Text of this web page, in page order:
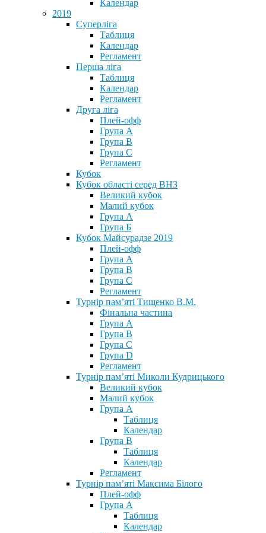
Календар
2019
Суперліга
Таблиця
Календар
Регламент
Перша ліга
Таблиця
Календар
Регламент
Друга ліга
Плей-офф
Група А
Група В
Група С
Регламент
Кубок
Кубок області серед ВНЗ
Великий кубок
Малий кубок
Група А
Група Б
Кубок Майсурадзе 2019
Плей-офф
Група А
Група В
Група С
Регламент
Турнір пам’яті Тищенко В.М.
Фінальна частина
Група А
Група В
Група С
Група D
Регламент
Турнір пам’яті Миколи Кудрицького
Великий кубок
Малий кубок
Група А
Таблиця
Календар
Група В
Таблиця
Календар
Регламент
Турнір пам’яті Максима Білого
Плей-офф
Група А
Таблиця
Календар